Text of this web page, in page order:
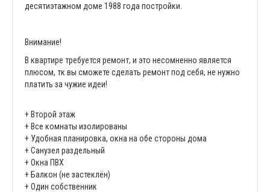
десятиэтажном доме 1988 года постройки.
Внимание!
В квартире требуется ремонт, и это несомненно является
плюсом, тк вы сможете сделать ремонт под себя, не нужно
платить за чужие идеи!
+ Второй этаж
+ Все комнаты изолированы
+ Удобная планировка, окна на обе стороны дома
+ Санузел раздельный
+ Окна ПВХ
+ Балкон (не застеклён)
+ Один собственник